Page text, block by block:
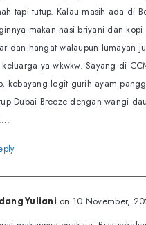
tapi tutup. Kalau masih ada di
makan nasi briyani dan kopi
dan hangat walaupun lumayan
keluarga ya wkwkw. Sayang di
kebayang legit gurih ayam
Dubai Breeze dengan wangi
Yuliani on 10 November,